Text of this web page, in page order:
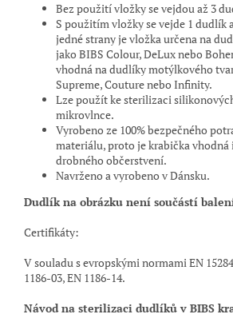
Bez použití vložky se vejdou až 3
S použitím vložky se vejde 1 dudlík
jedné strany je vložka určena na
jako BIBS Colour, DeLux nebo
vhodná na dudlíky motýlkového
Supreme, Couture nebo Infinity.
Lze použít ke sterilizaci
mikrovlnce.
Vyrobeno ze 100% bezpečného
materiálu, proto je krabička vhodná
drobného občerstvení.
Navrženo a vyrobeno v Dánsku.
Dudlík na obrázku není součástí
Certifikáty:
V souladu s evropskými normami EN
1186-03, EN 1186-14.
Návod na sterilizaci dudlíků v BIBS